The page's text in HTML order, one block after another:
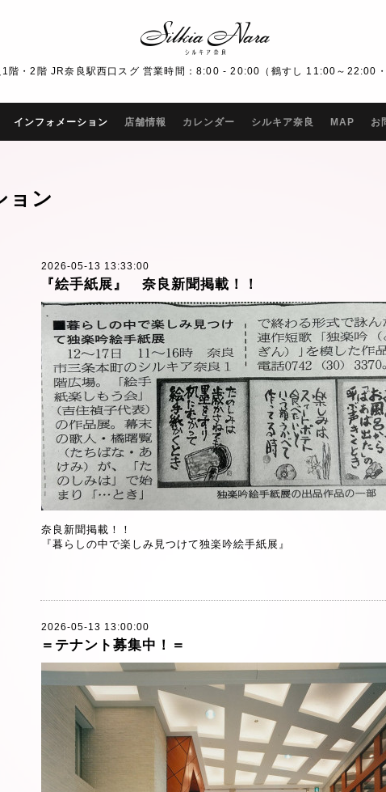
1階・2階 JR奈良駅西口スグ 営業時間：8:00 - 20:00（鶴すし 11:00～
インフォメーション 店舗情報 カレンダー シルキア奈良 MAP お
ョン
2026-05-13 13:33:00
『絵手紙展』 奈良新聞掲載！！
奈良新聞掲載！！
『暮らしの中で楽しみ見つけて独楽吟絵手紙展』
2026-05-13 13:00:00
＝テナント募集中！＝